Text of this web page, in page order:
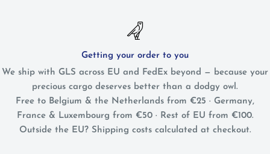
Getting your order to you
We ship with GLS across EU and FedEx beyond — because your
precious cargo deserves better than a dodgy owl.
Free to Belgium & the Netherlands from €25 · Germany,
France & Luxembourg from €50 · Rest of EU from €100.
Outside the EU? Shipping costs calculated at checkout.